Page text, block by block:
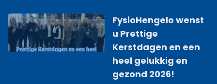
FysioHengelo wenst
u Prettige
Kerstdagen en een
heel gelukkig en
gezond 2026!